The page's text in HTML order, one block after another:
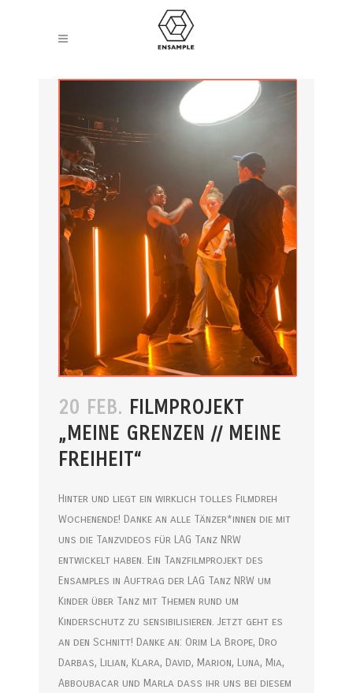
20 FEB. FILMPROJEKT
„MEINE GRENZEN // MEINE
FREIHEIT“
Hinter und liegt ein wirklich tolles Filmdreh
Wochenende! Danke an alle Tänzer*innen die mit
uns die Tanzvideos für LAG Tanz NRW
entwickelt haben. Ein Tanzfilmprojekt des
Ensamples in Auftrag der LAG Tanz NRW um
Kinder über Tanz mit Themen rund um
Kinderschutz zu sensibilisieren. Jetzt geht es
an den Schnitt! Danke an: Orim La Brope, Dro
Darbas, Lilian, Klara, David, Marion, Luna, Mia,
Abboubacar und Marla dass ihr uns bei diesem